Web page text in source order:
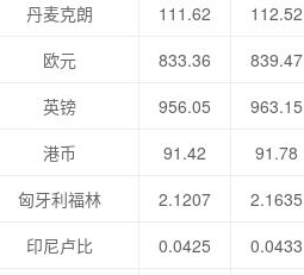
丹麦克朗
111.62 112.52
欧元
833.36 839.47
英镑
956.05 963.15
港币
91.42 91.78
匈牙利福林
2.1207 2.1635
印尼卢比
0.0425 0.0433